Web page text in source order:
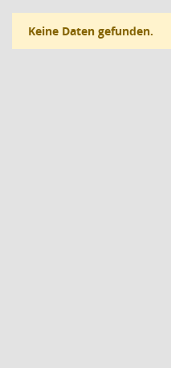
Keine Daten gefunden.